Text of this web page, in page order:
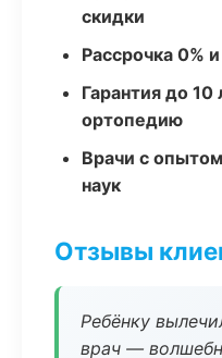
скидки
Рассрочка 0%
Гарантия до
ортопедию
Врачи с
наук
Отзывы
Ребёнку
врач —